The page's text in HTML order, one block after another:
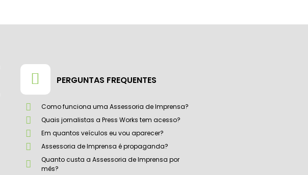
PERGUNTAS FREQUENTES
Como funciona uma Assessoria de Imprensa?
Quais jornalistas a Press Works tem acesso?
Em quantos veículos eu vou aparecer?
Assessoria de Imprensa é propaganda?
Quanto custa a Assessoria de Imprensa por
mês?